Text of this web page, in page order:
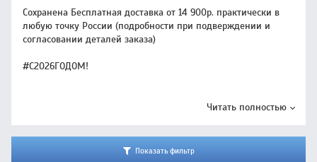
Сохранена Бесплатная доставка от 14 900р. практически в
любую точку России (подробности при подверждении и
согласовании деталей заказа)
#С2026ГОДОМ!
Читать полностью
Показать фильтр